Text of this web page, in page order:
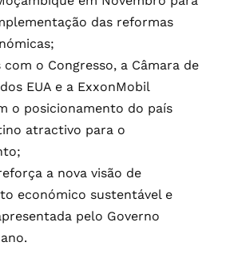
das reformas
o Congresso, a Câmara de
EUA e a ExxonMobil
o posicionamento do país
atractivo para o
a nova visão de
económico sustentável e
pelo Governo